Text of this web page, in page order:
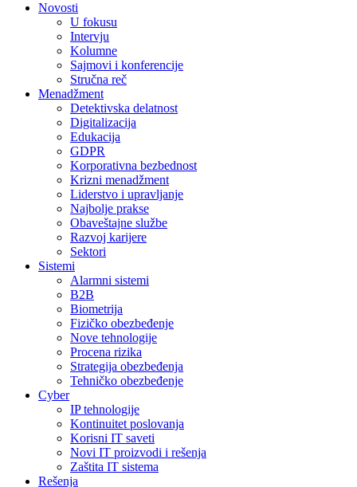
Novosti
U fokusu
Intervju
Kolumne
Sajmovi i konferencije
Stručna reč
Menadžment
Detektivska delatnost
Digitalizacija
Edukacija
GDPR
Korporativna bezbednost
Krizni menadžment
Liderstvo i upravljanje
Najbolje prakse
Obaveštajne službe
Razvoj karijere
Sektori
Sistemi
Alarmni sistemi
B2B
Biometrija
Fizičko obezbeđenje
Nove tehnologije
Procena rizika
Strategija obezbeđenja
Tehničko obezbeđenje
Cyber
IP tehnologije
Kontinuitet poslovanja
Korisni IT saveti
Novi IT proizvodi i rešenja
Zaštita IT sistema
Rešenja